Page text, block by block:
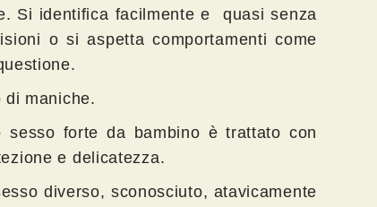
Si identifica facilmente e quasi senza
o si aspetta comportamenti come
maniche.
sesso forte da bambino è trattato con
e delicatezza.
diverso, sconosciuto, atavicamente